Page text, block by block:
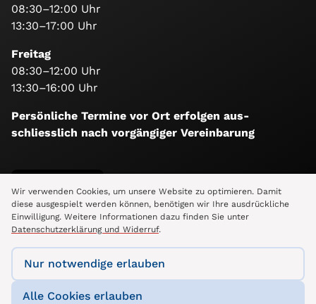
08:30–12:00 Uhr
13:30–17:00 Uhr
Freitag
08:30–12:00 Uhr
13:30–16:00 Uhr
Persönliche Termine vor Ort erfolgen aus­
schliesslich nach vorgängiger Vereinbarung
Folge uns
Intranet ImpressumDatenschutzerklärung
Wir verwenden Cookies, um unsere Website zu optimieren. Damit
diese ausgespielt werden können, benötigen wir Ihre ausdrückliche
Einwilligung. Weitere Informationen dazu finden Sie unter
Datenschutzerklärung und Widerruf.
Nur notwendige erlauben
Alle Cookies erlauben